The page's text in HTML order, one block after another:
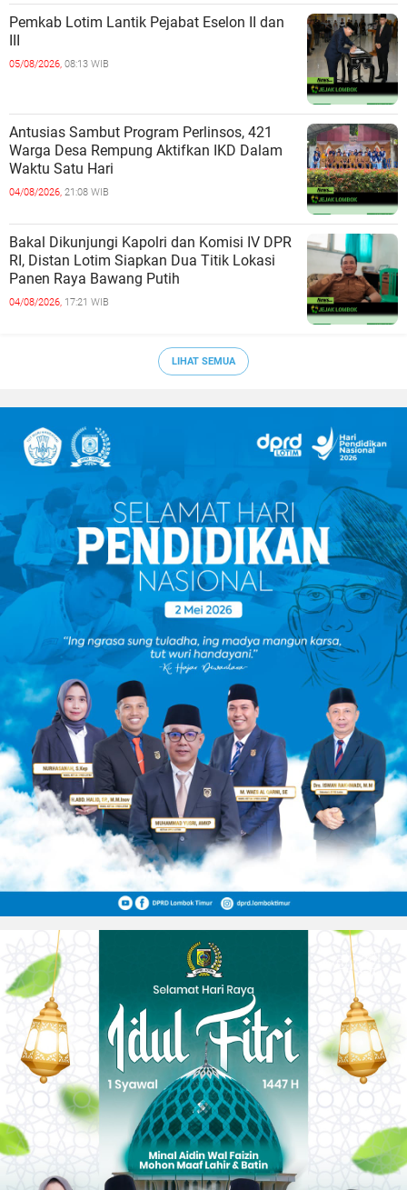
Pemkab Lotim Lantik Pejabat Eselon II dan
III
05/08/2026, 08:13 WIB
Antusias Sambut Program Perlinsos, 421
Warga Desa Rempung Aktifkan IKD Dalam
Waktu Satu Hari
04/08/2026, 21:08 WIB
Bakal Dikunjungi Kapolri dan Komisi IV DPR
RI, Distan Lotim Siapkan Dua Titik Lokasi
Panen Raya Bawang Putih
04/08/2026, 17:21 WIB
LIHAT SEMUA